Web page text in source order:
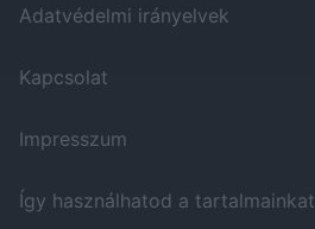
Adatvédelmi irányelvek
Kapcsolat
Impresszum
Így használhatod a tartalmainkat